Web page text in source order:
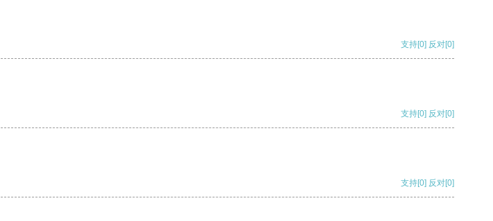
支持[0] 反对[0]
支持[0] 反对[0]
支持[0] 反对[0]